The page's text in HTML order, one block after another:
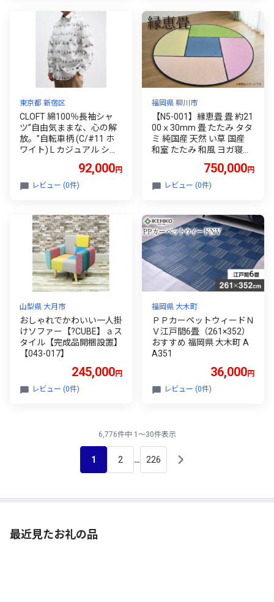
東京都 新宿区
CLOFT 綿100％長袖シャ
ツ”自由気ままな、心の解
放。”自転車柄 (C/#11 ホ
ワイト) L カジュアル シャ
レル 日本製 ギフト 新宿 01
39-032-S08-2
92,000円
レビュー (0件)
福岡県 柳川市
【N5-001】縁恵畳 畳 約21
00ｘ30mm 畳 たたみ タタ
ミ 純国産 天然 い草 国産
和室 たたみ 和風 ヨガ寝ご
色 ヨガ マット 畳 い草 雑
貨 家具 タタミ 組み換え 自
茶黒 白黒 白緑 オレンジ 人
気 おすすめ 畳 福岡県 柳川
市
750,000円
レビュー (0件)
山梨県 大月市
おしゃれでかわいい一人掛
けソファー【?CUBE】ａス
タイル【完成品開梱設置】
【043-017】
245,000円
レビュー (0件)
福岡県 大木町
ＰＰカーペットウィードＮ
Ｖ江戸間6畳（261×352）
おすすめ 福岡県 大木町 A
A351
36,000円
レビュー (0件)
6,776件中 1～30件表示
1 2 … 226
最近見たお礼の品